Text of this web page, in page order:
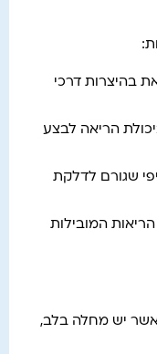
בהיצרות דרכי
הריאה לבצע
שגורם לדלקת
המובילות
יש מחלה בלב,